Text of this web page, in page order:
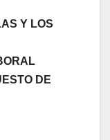
Y LOS
DE